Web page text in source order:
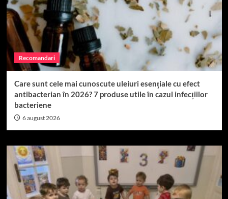
Recomandari
Care sunt cele mai cunoscute uleiuri esențiale cu efect
antibacterian în 2026? 7 produse utile în cazul infecțiilor
bacteriene
6 august 2026